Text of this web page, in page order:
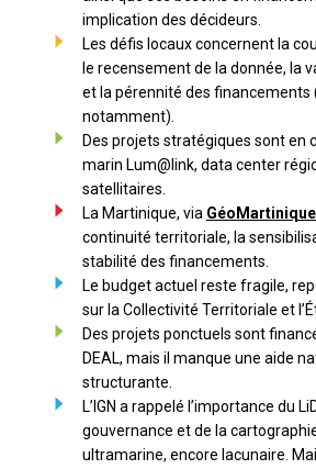
implication des décideurs.
Les défis locaux concernent la
le recensement de la donnée, la
et la pérennité des financements
notamment).
Des projets stratégiques sont en
marin Lum@link, data center
satellitaires.
La Martinique, via GéoMartinique
continuité territoriale, la
stabilité des financements.
Le budget actuel reste fragile,
sur la Collectivité Territoriale et
Des projets ponctuels sont
DEAL, mais il manque une aide
structurante.
L’IGN a rappelé l’importance du
gouvernance et de la
ultramarine, encore lacunaire.